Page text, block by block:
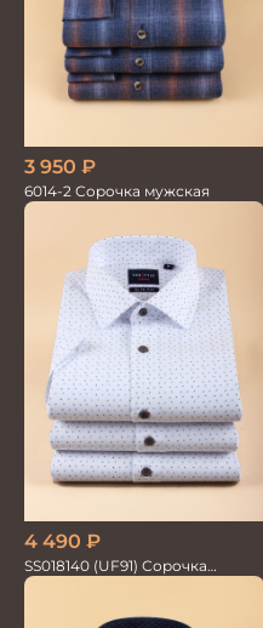
3 950 ₽
6014-2 Сорочка мужская
4 490 ₽
SS018140 (UF91) Сорочка
мужская GROSTYLE TRENDY